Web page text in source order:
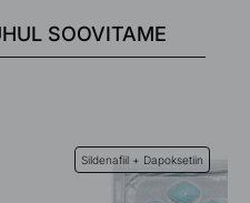
SOOVITAME
Sildenafiil + Dapoksetiin